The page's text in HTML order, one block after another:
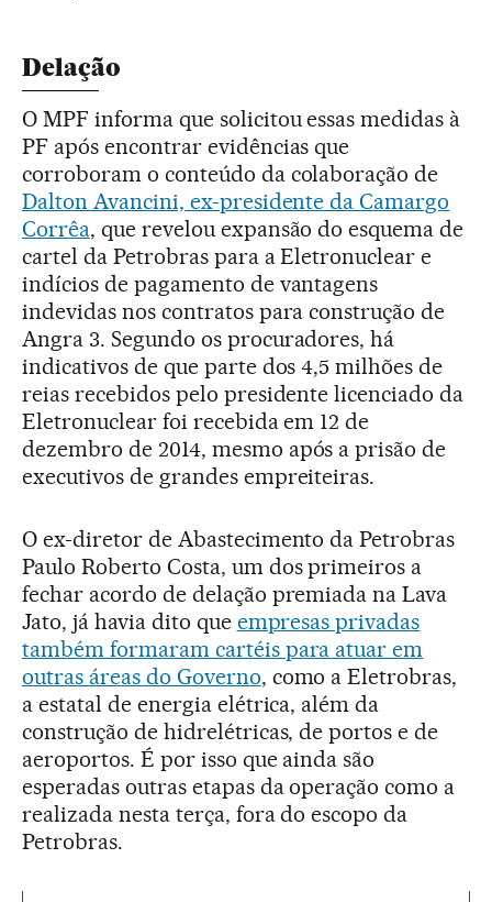
Delação
O MPF informa que solicitou essas medidas à
PF após encontrar evidências que
corroboram o conteúdo da colaboração de
Dalton Avancini, ex-presidente da Camargo
Corrêa, que revelou expansão do esquema de
cartel da Petrobras para a Eletronuclear e
indícios de pagamento de vantagens
indevidas nos contratos para construção de
Angra 3. Segundo os procuradores, há
indicativos de que parte dos 4,5 milhões de
reias recebidos pelo presidente licenciado da
Eletronuclear foi recebida em 12 de
dezembro de 2014, mesmo após a prisão de
executivos de grandes empreiteiras.
O ex-diretor de Abastecimento da Petrobras
Paulo Roberto Costa, um dos primeiros a
fechar acordo de delação premiada na Lava
Jato, já havia dito que empresas privadas
também formaram cartéis para atuar em
outras áreas do Governo, como a Eletrobras,
a estatal de energia elétrica, além da
construção de hidrelétricas, de portos e de
aeroportos. É por isso que ainda são
esperadas outras etapas da operação como a
realizada nesta terça, fora do escopo da
Petrobras.